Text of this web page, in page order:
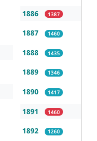
1886 1387
1887 1460
1888 1435
1889 1346
1890 1417
1891 1460
1892 1260